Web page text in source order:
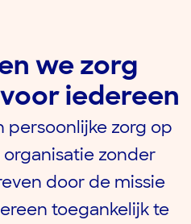
we zorg
iedereen
persoonlijke zorg op
zonder
door de missie
toegankelijk te